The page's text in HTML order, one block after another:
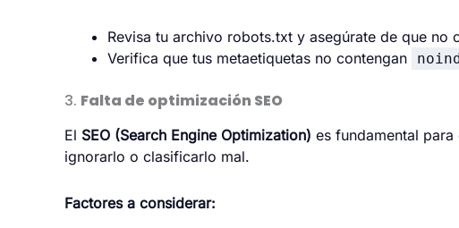
Revisa tu archivo robots.txt y asegúrate de que no
Verifica que tus metaetiquetas no contengan
3. Falta de optimización SEO
El SEO (Search Engine Optimization) es fundamental
ignorarlo o clasificarlo mal.
Factores a considerar: